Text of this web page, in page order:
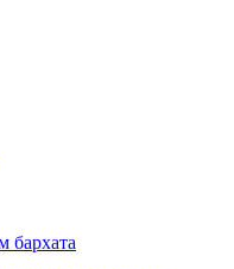
бархата